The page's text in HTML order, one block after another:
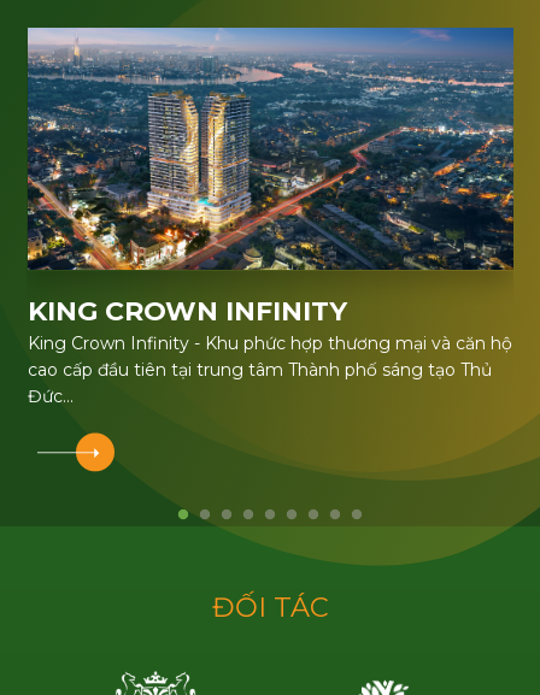
KING CROWN INFINITY
King Crown Infinity - Khu phức hợp thương mại và căn hộ
cao cấp đầu tiên tại trung tâm Thành phố sáng tạo Thủ
Đức
đoàn Bamboo Capital (BCG)
ĐỐI TÁC